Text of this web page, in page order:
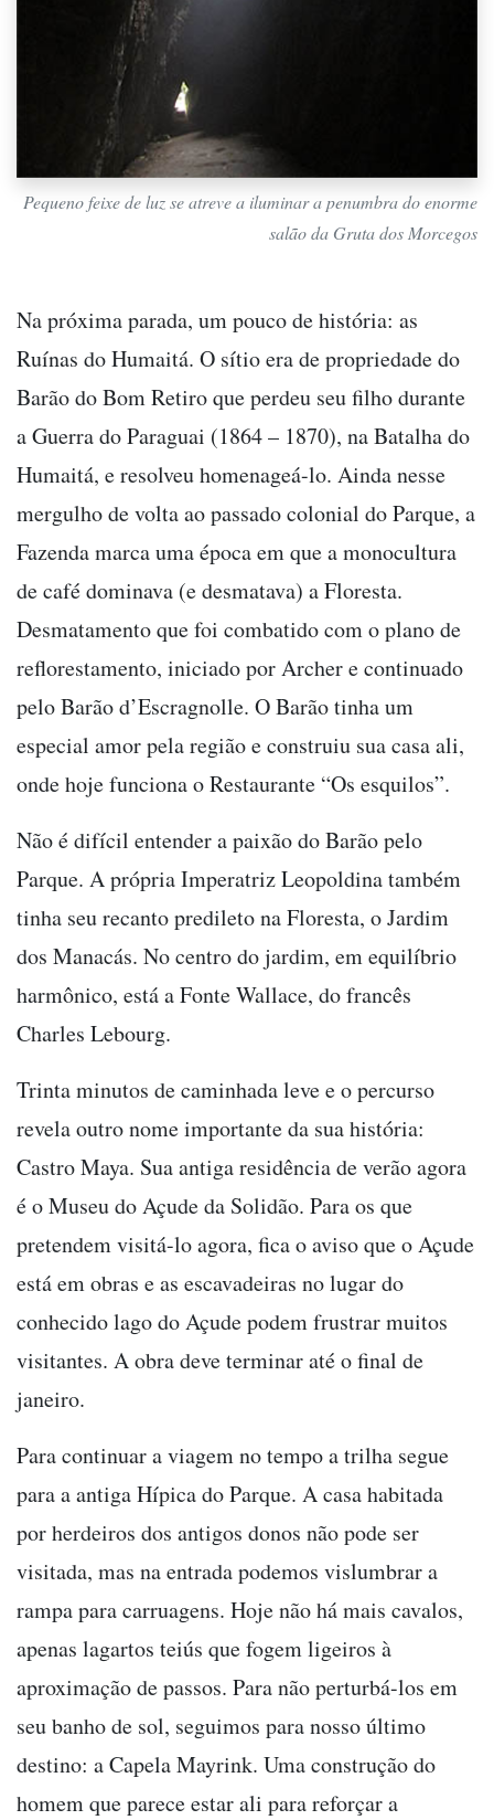
Pequeno feixe de luz se atreve a iluminar a penumbra do enorme
salão da Gruta dos Morcegos
Na próxima parada, um pouco de história: as
Ruínas do Humaitá. O sítio era de propriedade do
Barão do Bom Retiro que perdeu seu filho durante
a Guerra do Paraguai (1864 – 1870), na Batalha do
Humaitá, e resolveu homenageá-lo. Ainda nesse
mergulho de volta ao passado colonial do Parque, a
Fazenda marca uma época em que a monocultura
de café dominava (e desmatava) a Floresta.
Desmatamento que foi combatido com o plano de
reflorestamento, iniciado por Archer e continuado
pelo Barão d’Escragnolle. O Barão tinha um
especial amor pela região e construiu sua casa ali,
onde hoje funciona o Restaurante “Os esquilos”.
Não é difícil entender a paixão do Barão pelo
Parque. A própria Imperatriz Leopoldina também
tinha seu recanto predileto na Floresta, o Jardim
dos Manacás. No centro do jardim, em equilíbrio
harmônico, está a Fonte Wallace, do francês
Charles Lebourg.
Trinta minutos de caminhada leve e o percurso
revela outro nome importante da sua história:
Castro Maya. Sua antiga residência de verão agora
é o Museu do Açude da Solidão. Para os que
pretendem visitá-lo agora, fica o aviso que o Açude
está em obras e as escavadeiras no lugar do
conhecido lago do Açude podem frustrar muitos
visitantes. A obra deve terminar até o final de
janeiro.
Para continuar a viagem no tempo a trilha segue
para a antiga Hípica do Parque. A casa habitada
por herdeiros dos antigos donos não pode ser
visitada, mas na entrada podemos vislumbrar a
rampa para carruagens. Hoje não há mais cavalos,
apenas lagartos teiús que fogem ligeiros à
aproximação de passos. Para não perturbá-los em
seu banho de sol, seguimos para nosso último
destino: a Capela Mayrink. Uma construção do
homem que parece estar ali para reforçar a